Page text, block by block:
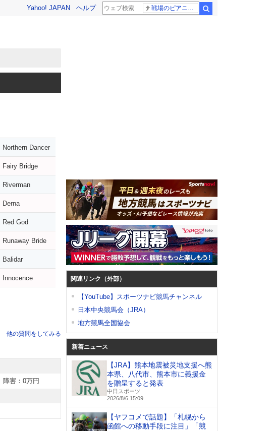
Yahoo! JAPAN ヘルプ
Northern Dancer
Fairy Bridge
Riverman
Derna
Red God
Runaway Bride
Balidar
Innocence
他の質問をしてみる
障害：0万円
関連リンク（外部）
【YouTube】スポーツナビ競馬チャンネル
日本中央競馬会（JRA）
地方競馬全国協会
新着ニュース
【JRA】熊本地震被災地支援へ熊
本県、八代市、熊本市に義援金
を贈呈すると発表
中日スポーツ
2026/8/6 15:09
【ヤフコメで話題】「札幌から
函館への移動手段に注目」「競